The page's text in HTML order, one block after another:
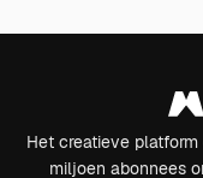
Het creatieve
miljoen abonnees